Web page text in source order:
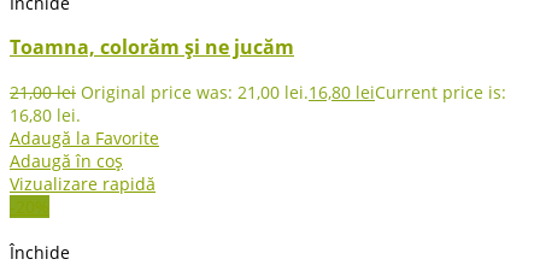
Toamna, colorăm și ne jucăm
21,00lei Original price was: 21,00 lei.16,80 leiCurrent price is:
16,80 lei.
Adaugă la Favorite
Adaugă în coș
Vizualizare rapidă
-20%
Închide